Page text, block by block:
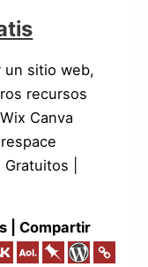
un sitio web,
recursos
Canva
|
| Compartir